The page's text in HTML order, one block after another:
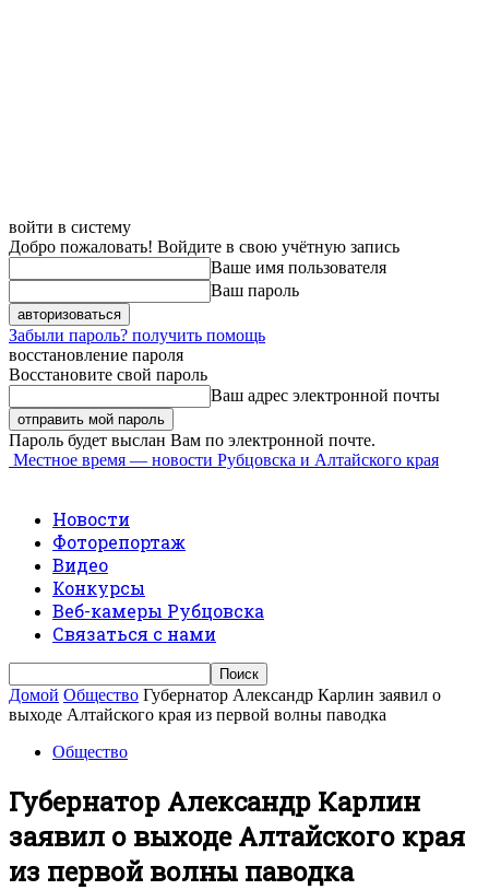
войти в систему
Добро пожаловать! Войдите в свою учётную запись
Ваше имя пользователя
Ваш пароль
Забыли пароль? получить помощь
восстановление пароля
Восстановите свой пароль
Ваш адрес электронной почты
Пароль будет выслан Вам по электронной почте.
Местное время — новости Рубцовска и Алтайского края
Новости
Фоторепортаж
Видео
Конкурсы
Веб-камеры Рубцовска
Связаться с нами
Домой Общество Губернатор Александр Карлин заявил о
выходе Алтайского края из первой волны паводка
Общество
Губернатор Александр Карлин
заявил о выходе Алтайского края
из первой волны паводка